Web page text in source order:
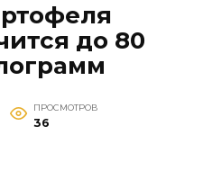
до 80
ПРОСМОТРОВ
36